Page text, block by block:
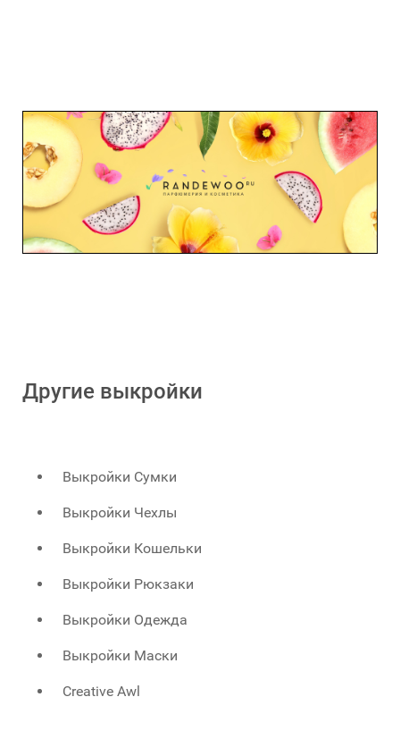
Другие выкройки
Выкройки Сумки
Выкройки Чехлы
Выкройки Кошельки
Выкройки Рюкзаки
Выкройки Одежда
Выкройки Маски
Creative Awl